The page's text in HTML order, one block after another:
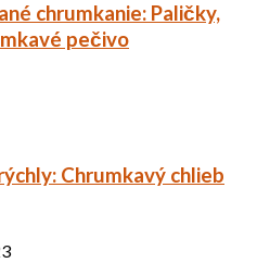
chrumkanie: Paličky,
pečivo
Chrumkavý chlieb